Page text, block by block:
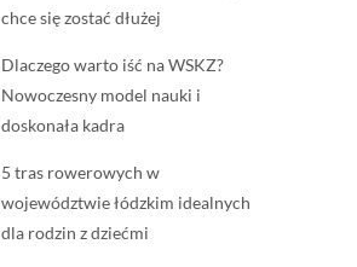
chce się zostać dłużej
Dlaczego warto iść na WSKZ?
Nowoczesny model nauki i
doskonała kadra
5 tras rowerowych w
województwie łódzkim idealnych
dla rodzin z dziećmi